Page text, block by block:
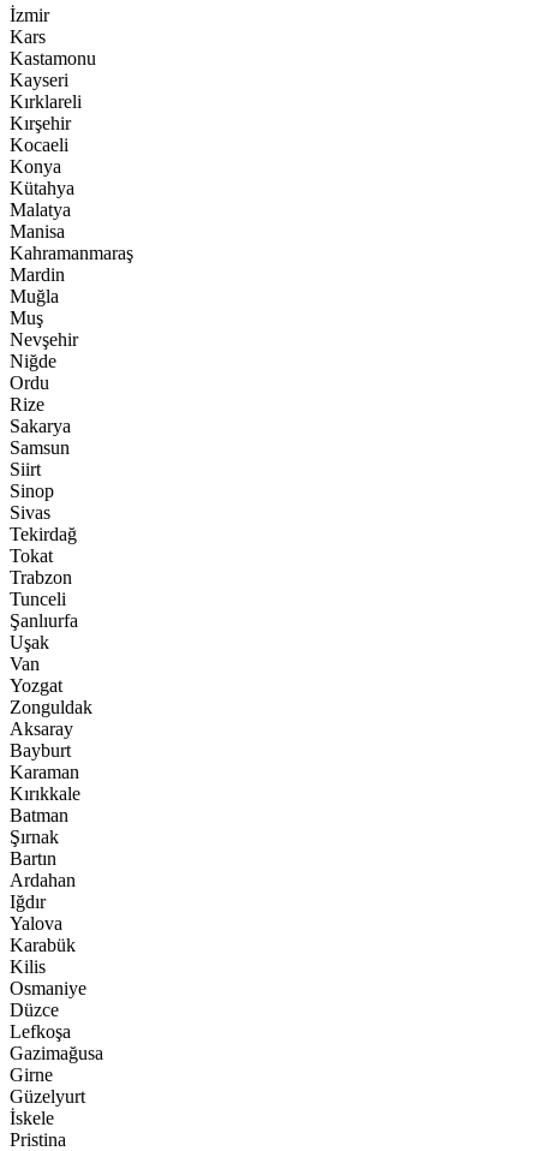
İzmir
Kars
Kastamonu
Kayseri
Kırklareli
Kırşehir
Kocaeli
Konya
Kütahya
Malatya
Manisa
Kahramanmaraş
Mardin
Muğla
Muş
Nevşehir
Niğde
Ordu
Rize
Sakarya
Samsun
Siirt
Sinop
Sivas
Tekirdağ
Tokat
Trabzon
Tunceli
Şanlıurfa
Uşak
Van
Yozgat
Zonguldak
Aksaray
Bayburt
Karaman
Kırıkkale
Batman
Şırnak
Bartın
Ardahan
Iğdır
Yalova
Karabük
Kilis
Osmaniye
Düzce
Lefkoşa
Gazimağusa
Girne
Güzelyurt
İskele
Pristina